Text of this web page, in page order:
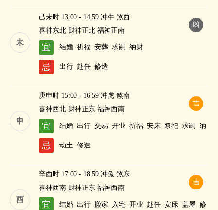
未
凶
己未时 13:00 - 14:59 冲牛 煞西
喜神东北 财神正北 福神正南
宜 结婚 祈福 安葬 求嗣 纳财
忌 出行 赴任 修造
申
吉
庚申时 15:00 - 16:59 冲虎 煞南
喜神西北 财神正东 福神西南
宜 结婚 出行 交易 开业 祈福 安床 祭祀 求嗣
纳
财
忌 动土 修造
酉
吉
辛酉时 17:00 - 18:59 冲兔 煞东
喜神西南 财神正东 福神西南
宜 结婚 出行 搬家 入宅 开业 赴任 安床 盖屋 修